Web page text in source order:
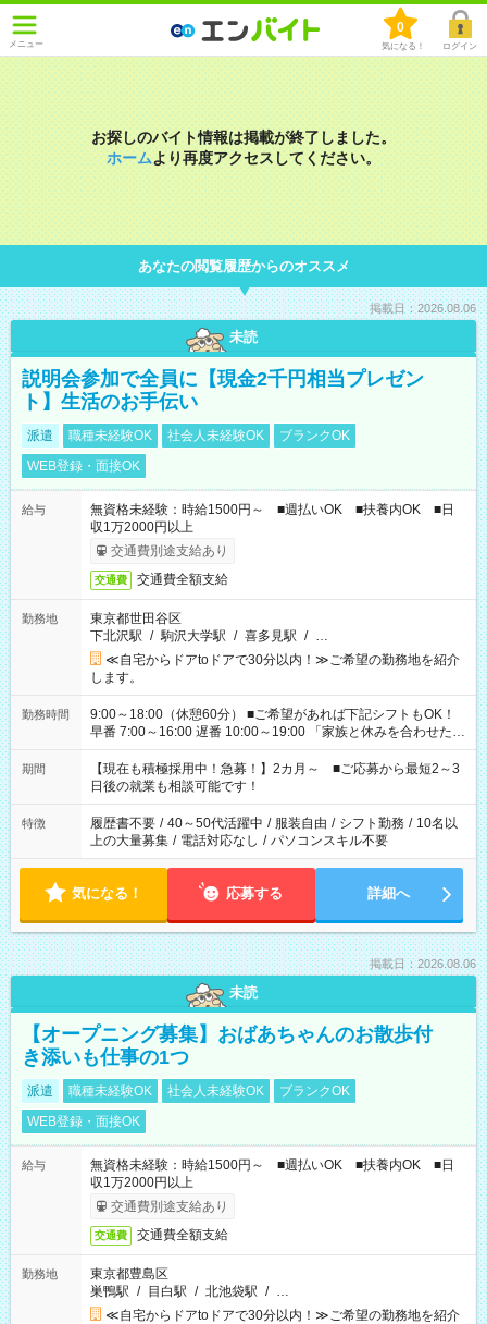
メニュー
0
気になる！ ログイン
お探しのバイト情報は掲載が終了しました。
ホームより再度アクセスしてください。
あなたの閲覧履歴からのオススメ
掲載日：2026.08.06
未読
説明会参加で全員に【現金2千円相当プレゼン
ト】生活のお手伝い
派遣 職種未経験OK 社会人未経験OK
ブランクOK
WEB登録・面接OK
給与
無資格未経験：時給1500円～ ■週払いOK ■扶養内OK ■日
収1万2000円以上
交通費別途支給あり
交通費 交通費全額支給
勤務地
東京都世田谷区
下北沢駅 / 駒沢大学駅 / 喜多見駅 / …
≪自宅からドアtoドアで30分以内！≫ご希望の勤務地を紹介
します。
勤務時間
9:00～18:00（休憩60分） ■ご希望があれば下記シフトもOK！
早番 7:00～16:00 遅番 10:00～19:00 「家族と休みを合わせた
い」 「余裕を持って夕飯の準備がしたい」 「できれば残業はし
たくない」 など、ご希望を教えてくださいね。 ※Wワーク希望
の方へ 今ご覧のお仕事で希望する勤務時間と、もう1つのお仕事
の勤務時間。 合計で週40時間を超える場合は応募できません。
期間
【現在も積極採用中！急募！】2カ月～ ■ご応募から最短2～3
日後の就業も相談可能です！
特徴 履歴書不要 / 40～50代活躍中 / 服装自由 / シフト勤務 / 10名以
上の大量募集 / 電話対応なし / パソコンスキル不要
気になる！ 応募する 詳細へ
掲載日：2026.08.06
未読
【オープニング募集】おばあちゃんのお散歩付
き添いも仕事の1つ
派遣 職種未経験OK 社会人未経験OK
ブランクOK
WEB登録・面接OK
給与
無資格未経験：時給1500円～ ■週払いOK ■扶養内OK ■日
収1万2000円以上
交通費別途支給あり
交通費 交通費全額支給
勤務地
東京都豊島区
巣鴨駅 / 目白駅 / 北池袋駅 / …
≪自宅からドアtoドアで30分以内！≫ご希望の勤務地を紹介